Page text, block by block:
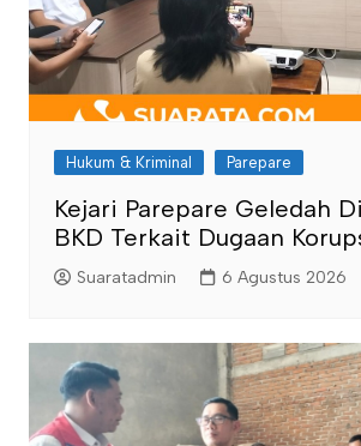
Hukum & Kriminal Parepare
Kejari Parepare Geledah
BKD Terkait Dugaan
Suaratadmin 6 Agustus 2026